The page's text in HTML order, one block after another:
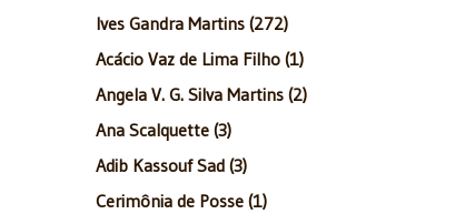
Ives Gandra Martins (272)
Acácio Vaz de Lima Filho (1)
Angela V. G. Silva Martins (2)
Ana Scalquette (3)
Adib Kassouf Sad (3)
Cerimônia de Posse (1)